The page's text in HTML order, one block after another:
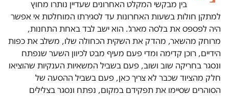
בין מבקשי המקלט האחרונים שעדיין נותרו מחוץ
למתקן חולות בשעות האחרונות עד לסגירתו המוחלטת אי אפשר
היה לפספס את בלסה מארג'. הוא ישב לבד באחת התחנות,
מרוחק מהשאר, מהדק את השקית הכחולה שלו, משלב את כפות
הידיים, רוכן קדימה ומדי פעם מעיף מבט לכיוון השער שנפתח
ונסגר בחריקה שוב ושוב, פעם בשביל המשאיות הענקיות שהוציאו
חלק מהציוד שכבר לא צריך כאן, פעם בשביל ההסעה של
הסוהרים שסיימו את תפקידם במקום, נפתח ונסגר בצלילים